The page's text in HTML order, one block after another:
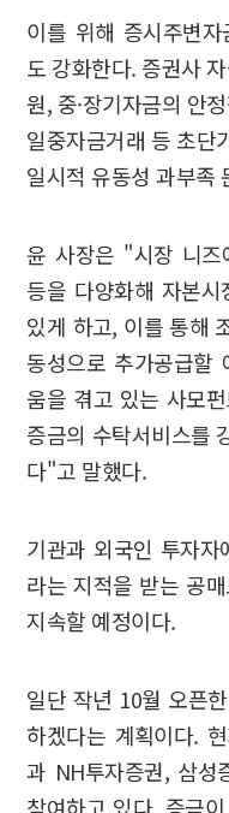
이를 위해 증시주변
도 강화한다. 증권사
원, 중·장기자금의 안
일중자금거래 등 초단
일시적 유동성 과부족
윤 사장은 "시장 니즈
등을 다양화해 자본
있게 하고, 이를 통해
동성으로 추가공급할
움을 겪고 있는 사모
증금의 수탁서비스를
다"고 말했다.
기관과 외국인 투자
라는 지적을 받는 공
지속할 예정이다.
일단 작년 10월 오픈
하겠다는 계획이다.
과 NH투자증권, 삼성
참여하고 있다. 증금